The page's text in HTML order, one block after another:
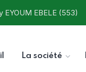
EYOUM EBELE (553)
La société